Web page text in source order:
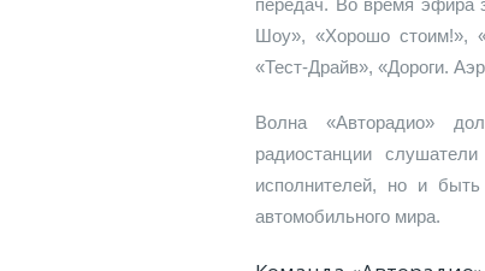
передач. Во время эфира
Шоу», «Хорошо стоим!»,
«Тест-Драйв», «Дороги.
Волна «Авторадио»
радиостанции
исполнителей, но и
автомобильного мира.